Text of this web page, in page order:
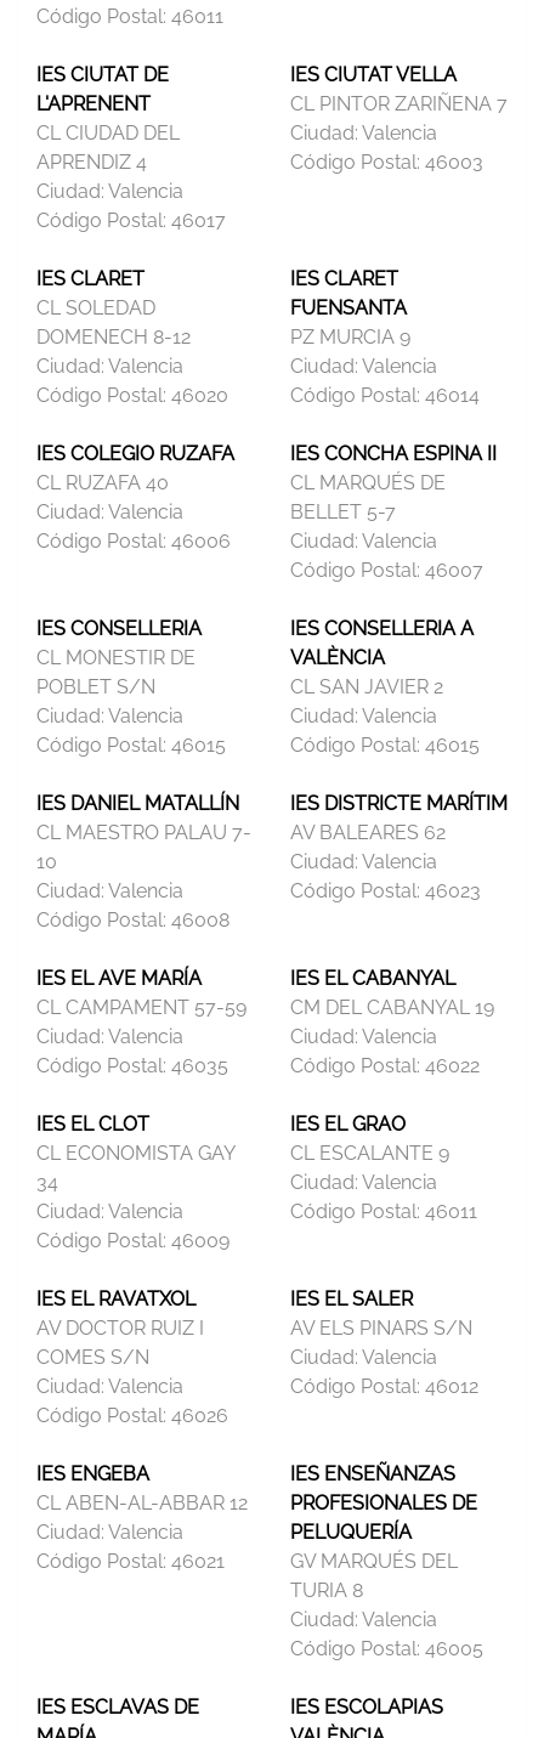
Código Postal: 46011
IES CIUTAT DE
L'APRENENT
CL CIUDAD DEL
APRENDIZ 4
Ciudad: Valencia
Código Postal: 46017
IES CIUTAT VELLA
CL PINTOR ZARIÑENA 7
Ciudad: Valencia
Código Postal: 46003
IES CLARET
CL SOLEDAD
DOMENECH 8-12
Ciudad: Valencia
Código Postal: 46020
IES CLARET
FUENSANTA
PZ MURCIA 9
Ciudad: Valencia
Código Postal: 46014
IES COLEGIO RUZAFA
CL RUZAFA 40
Ciudad: Valencia
Código Postal: 46006
IES CONCHA ESPINA II
CL MARQUÉS DE
BELLET 5-7
Ciudad: Valencia
Código Postal: 46007
IES CONSELLERIA
CL MONESTIR DE
POBLET S/N
Ciudad: Valencia
Código Postal: 46015
IES CONSELLERIA A
VALÈNCIA
CL SAN JAVIER 2
Ciudad: Valencia
Código Postal: 46015
IES DANIEL MATALLÍN
CL MAESTRO PALAU 7-
10
Ciudad: Valencia
Código Postal: 46008
IES DISTRICTE MARÍTIM
AV BALEARES 62
Ciudad: Valencia
Código Postal: 46023
IES EL AVE MARÍA
CL CAMPAMENT 57-59
Ciudad: Valencia
Código Postal: 46035
IES EL CABANYAL
CM DEL CABANYAL 19
Ciudad: Valencia
Código Postal: 46022
IES EL CLOT
CL ECONOMISTA GAY
34
Ciudad: Valencia
Código Postal: 46009
IES EL GRAO
CL ESCALANTE 9
Ciudad: Valencia
Código Postal: 46011
IES EL RAVATXOL
AV DOCTOR RUIZ I
COMES S/N
Ciudad: Valencia
Código Postal: 46026
IES EL SALER
AV ELS PINARS S/N
Ciudad: Valencia
Código Postal: 46012
IES ENGEBA
CL ABEN-AL-ABBAR 12
Ciudad: Valencia
Código Postal: 46021
IES ENSEÑANZAS
PROFESIONALES DE
PELUQUERÍA
GV MARQUÉS DEL
TURIA 8
Ciudad: Valencia
Código Postal: 46005
IES ESCLAVAS DE
IES ESCOLAPIAS